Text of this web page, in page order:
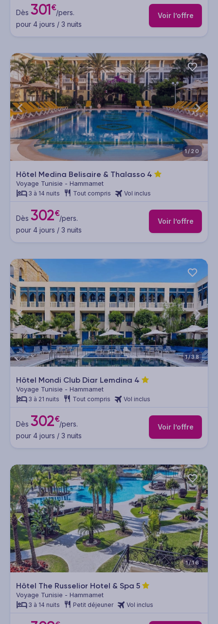
Dès 301€/pers.
pour 4 jours / 3 nuits
Voir l’offre
1/20
Hôtel Medina Belisaire & Thalasso 4
Voyage Tunisie - Hammamet
3 à 14 nuits Tout compris Vol inclus
Dès 302€/pers.
pour 4 jours / 3 nuits
Voir l’offre
1/38
Hôtel Mondi Club Diar Lemdina 4
Voyage Tunisie - Hammamet
3 à 21 nuits Tout compris Vol inclus
Dès 302€/pers.
pour 4 jours / 3 nuits
Voir l’offre
1/16
Hôtel The Russelior Hotel & Spa 5
Voyage Tunisie - Hammamet
3 à 14 nuits Petit déjeuner Vol inclus